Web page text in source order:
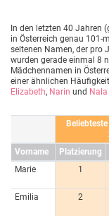
In den letzten 40 Jahren
in Österreich genau 101-
seltenen Namen, der pro
wurden gerade einmal 8
Mädchennamen in
einer ähnlichen
Elizabeth, Narin und Nala
Vorname
Platzierung
Marie
1
Emilia
2